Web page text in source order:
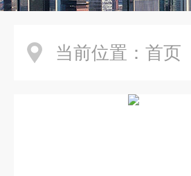
当前位置： 首页